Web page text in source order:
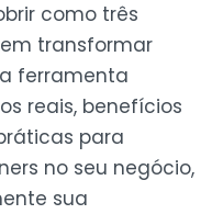
como três
transformar
ferramenta
reais, benefícios
para
no seu negócio,
sua